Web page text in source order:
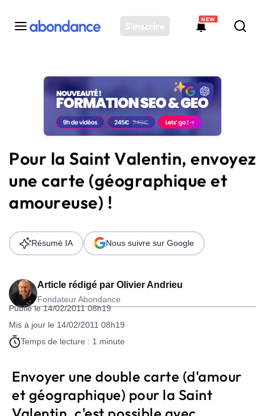
S'inscrire
NEW
Toutes les actus
Actus SEO
Plateforme
Solutions
Ressources
Audit SEO
Pour la Saint Valentin, envoyez
une carte (géographique et
amoureuse) !
Article rédigé par Olivier Andrieu
Fondateur Abondance
Publié le 14/02/2011 08h19
Mis à jour le 14/02/2011 08h19
Temps de lecture : 1 minute
Résumé IA Nous suivre sur Google
Envoyer une double carte (d'amour
et géographique) pour la Saint